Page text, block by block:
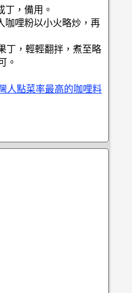
丁，備用。
咖哩粉以小火略炒，再
丁，輕輕翻拌，煮至略
。
人點菜率最高的咖哩料